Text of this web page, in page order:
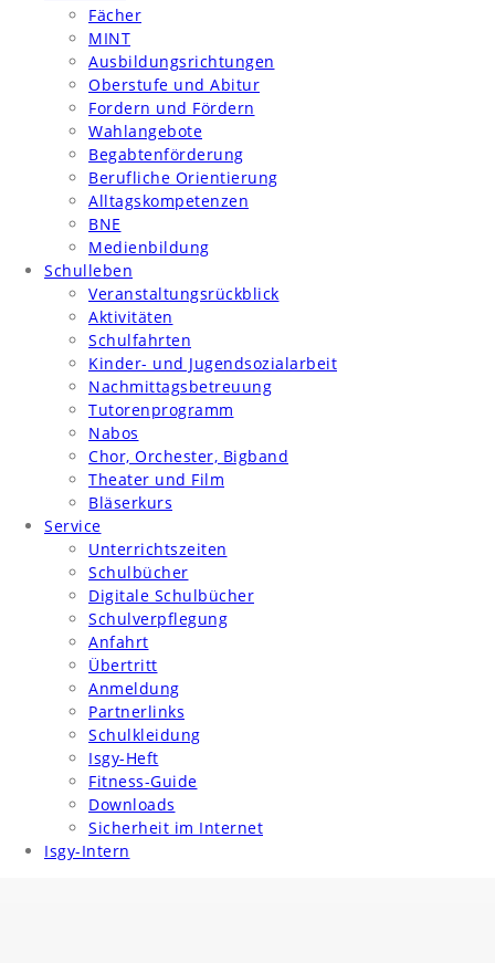
Fächer
MINT
Ausbildungsrichtungen
Oberstufe und Abitur
Fordern und Fördern
Wahlangebote
Begabtenförderung
Berufliche Orientierung
Alltagskompetenzen
BNE
Medienbildung
Schulleben
Veranstaltungsrückblick
Aktivitäten
Schulfahrten
Kinder- und Jugendsozialarbeit
Nachmittagsbetreuung
Tutorenprogramm
Nabos
Chor, Orchester, Bigband
Theater und Film
Bläserkurs
Service
Unterrichtszeiten
Schulbücher
Digitale Schulbücher
Schulverpflegung
Anfahrt
Übertritt
Anmeldung
Partnerlinks
Schulkleidung
Isgy-Heft
Fitness-Guide
Downloads
Sicherheit im Internet
Isgy-Intern